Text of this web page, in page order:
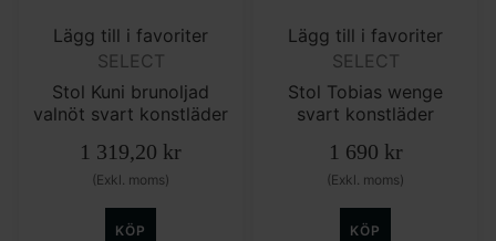
Lägg till i favoriter
SELECT
Stol Kuni brunoljad
valnöt svart konstläder
1 319,20 kr
(Exkl. moms)
KÖP
Lägg till i favoriter
SELECT
Stol Tobias wenge
svart konstläder
1 690 kr
(Exkl. moms)
KÖP